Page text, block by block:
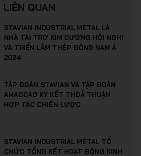
QUAN
STAVIAN INDUSTRIAL METAL LÀ
NHÀ TÀI TRỢ KIM CƯƠNG HỘI NGHỊ
VÀ TRIỂN LÃM THÉP ĐÔNG NAM Á
2024
TẬP ĐOÀN STAVIAN VÀ TẬP ĐOÀN
AMACCAO KÝ KẾT THOẢ THUẬN
HỢP TÁC CHIẾN LƯỢC
STAVIAN INDUSTRIAL METAL TỔ
CHỨC TỔNG KẾT HOẠT ĐỘNG KINH